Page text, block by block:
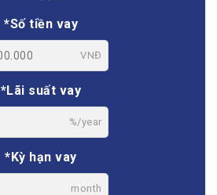
*Số tiền vay
VNĐ
*Lãi suất vay
%/year
*Kỳ hạn vay
month